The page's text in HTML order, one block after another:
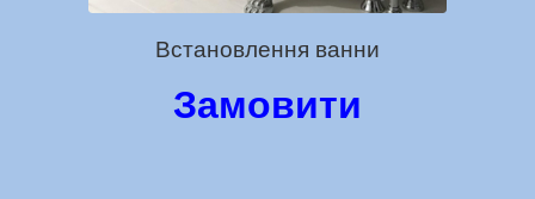
Встановлення ванни
Замовити